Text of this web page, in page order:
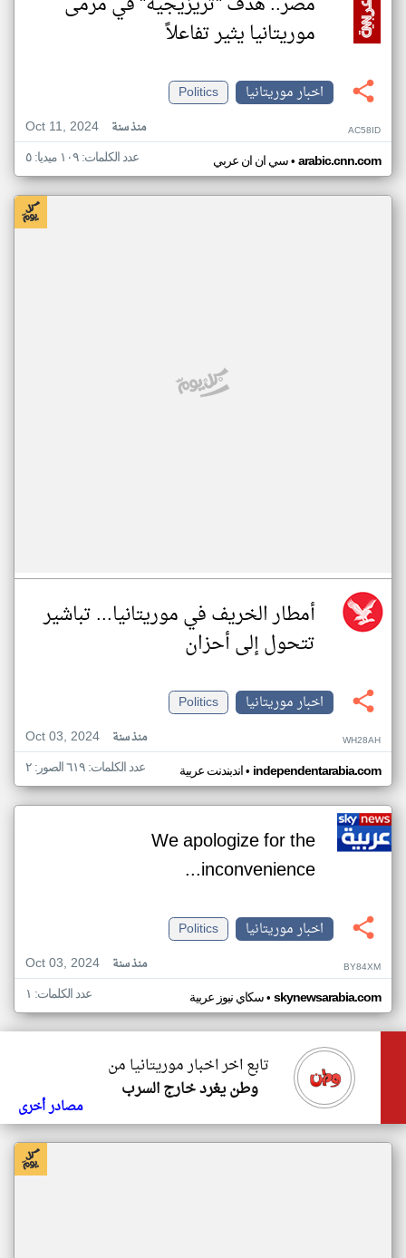
موريتانيا يثير تفاعلاً
اخبار موريتانيا
Politics
Oct 11, 2024
منذ سنة AC58ID
سي ان ان عربي• arabic.cnn.com عدد الكلمات: ١٠٩ ميديا: ٥
أمطار الخريف في موريتانيا... تباشير
تتحول إلى أحزان
اخبار موريتانيا
Politics
Oct 03, 2024
منذ سنة WH28AH
اندبندنت عربية• independentarabia.com عدد الكلمات: ٦١٩ الصور: ٢
We apologize for the
inconvenience...
اخبار موريتانيا
Politics
Oct 03, 2024
منذ سنة BY84XM
سكاي نيوز عربية• skynewsarabia.com عدد الكلمات: ١
تابع اخر اخبار موريتانيا من
وطن يغرد خارج السرب
مصادر أخرى